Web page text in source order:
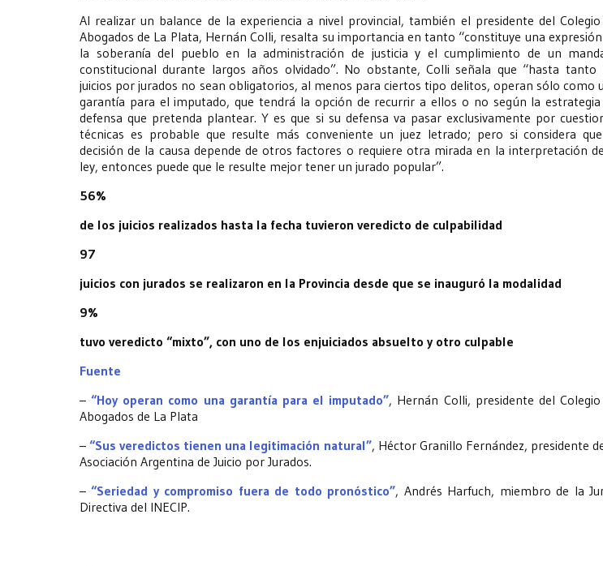
Al realizar un balance de la experiencia a nivel provincial, también el presidente del Colegio
Abogados de La Plata, Hernán Colli, resalta su importancia en tanto “constituye una
la soberanía del pueblo en la administración de justicia y el cumplimiento de un
constitucional durante largos años olvidado”. No obstante, Colli señala que “hasta tanto
juicios por jurados no sean obligatorios, al menos para ciertos tipo delitos, operan sólo como
garantía para el imputado, que tendrá la opción de recurrir a ellos o no según la estrategia
defensa que pretenda plantear. Y es que si su defensa va pasar exclusivamente por
técnicas es probable que resulte más conveniente un juez letrado; pero si considera
decisión de la causa depende de otros factores o requiere otra mirada en la interpretación
ley, entonces puede que le resulte mejor tener un jurado popular”.
56%
de los juicios realizados hasta la fecha tuvieron veredicto de culpabilidad
97
juicios con jurados se realizaron en la Provincia desde que se inauguró la modalidad
9%
tuvo veredicto “mixto”, con uno de los enjuiciados absuelto y otro culpable
Fuente
–“Hoy operan como una garantía para el imputado”, Hernán Colli, presidente del Colegio
Abogados de La Plata
–“Sus veredictos tienen una legitimación natural”, Héctor Granillo Fernández, presidente
Asociación Argentina de Juicio por Jurados.
–“Seriedad y compromiso fuera de todo pronóstico”, Andrés Harfuch, miembro de la
Directiva del INECIP.